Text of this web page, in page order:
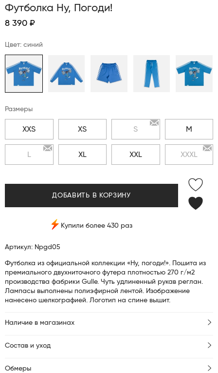
Футболка Ну, Погоди!
8 390 ₽
Цвет: синий
Размеры
XXS XS S M
L XL XXL XXXL
ДОБАВИТЬ В КОРЗИНУ
Купили более 430 раз
Артикул: Npgd05
Футболка из официальной коллекции «Ну, погоди!». Пошита из
премиального двухниточного футера плотностью 270 г/м2
производства фабрики Gulle. Чуть удлиненный рукав реглан.
Лампасы выполнены полиэфирной лентой. Изображение
нанесено шелкографией. Логотип на спине вышит.
Наличие в магазинах
Состав и уход
Обмеры